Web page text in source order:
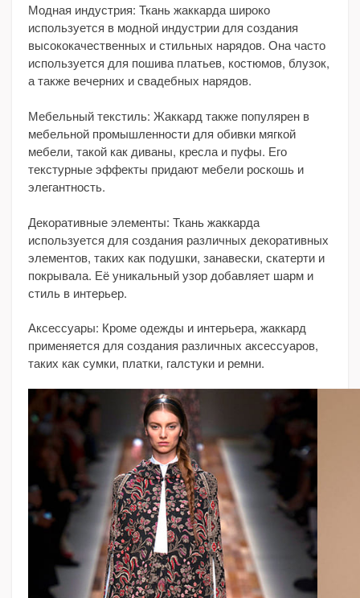
Модная индустрия: Ткань жаккарда широко
используется в модной индустрии для создания
высококачественных и стильных нарядов. Она часто
используется для пошива платьев, костюмов, блузок,
а также вечерних и свадебных нарядов.
Мебельный текстиль: Жаккард также популярен в
мебельной промышленности для обивки мягкой
мебели, такой как диваны, кресла и пуфы. Его
текстурные эффекты придают мебели роскошь и
элегантность.
Декоративные элементы: Ткань жаккарда
используется для создания различных декоративных
элементов, таких как подушки, занавески, скатерти и
покрывала. Её уникальный узор добавляет шарм и
стиль в интерьер.
Аксессуары: Кроме одежды и интерьера, жаккард
применяется для создания различных аксессуаров,
таких как сумки, платки, галстуки и ремни.